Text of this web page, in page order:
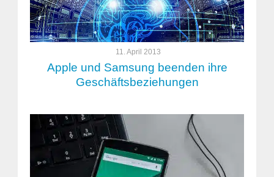
11. April 2013
Apple und Samsung beenden ihre
Geschäftsbeziehungen